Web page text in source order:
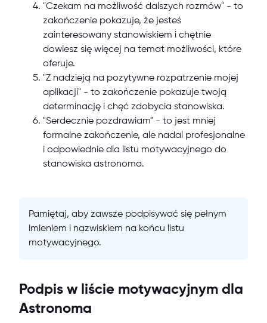
"Czekam na możliwość dalszych rozmów" - to
zakończenie pokazuje, że jesteś
zainteresowany stanowiskiem i chętnie
dowiesz się więcej na temat możliwości, które
oferuje.
"Z nadzieją na pozytywne rozpatrzenie mojej
aplikacji" - to zakończenie pokazuje twoją
determinację i chęć zdobycia stanowiska.
"Serdecznie pozdrawiam" - to jest mniej
formalne zakończenie, ale nadal profesjonalne
i odpowiednie dla listu motywacyjnego do
stanowiska astronoma.
Pamiętaj, aby zawsze podpisywać się pełnym
imieniem i nazwiskiem na końcu listu
motywacyjnego.
Podpis w liście motywacyjnym dla
Astronoma